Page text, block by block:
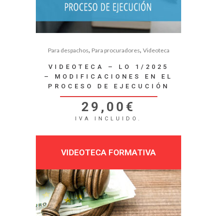
Para despachos, Para procuradores, Videoteca
VIDEOTECA – LO 1/2025
– MODIFICACIONES EN EL
PROCESO DE EJECUCIÓN
29,00 €
IVA INCLUIDO.
VIDEOTECA FORMATIVA